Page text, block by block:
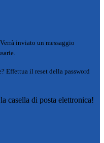
Verrà inviato un messaggio
Effettua il reset della password
casella di posta elettronica!